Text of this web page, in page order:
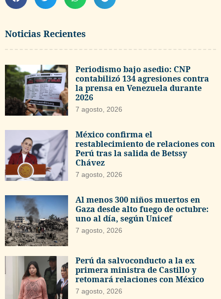
Noticias Recientes
Periodismo bajo asedio: CNP
contabilizó 134 agresiones contra
la prensa en Venezuela durante
2026
7 agosto, 2026
México confirma el
restablecimiento de relaciones con
Perú tras la salida de Betssy
Chávez
7 agosto, 2026
Al menos 300 niños muertos en
Gaza desde alto fuego de octubre:
uno al día, según Unicef
7 agosto, 2026
Perú da salvoconducto a la ex
primera ministra de Castillo y
retomará relaciones con México
7 agosto, 2026